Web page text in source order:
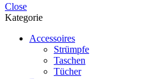
Close
Kategorie
Accessoires
Strümpfe
Taschen
Tücher